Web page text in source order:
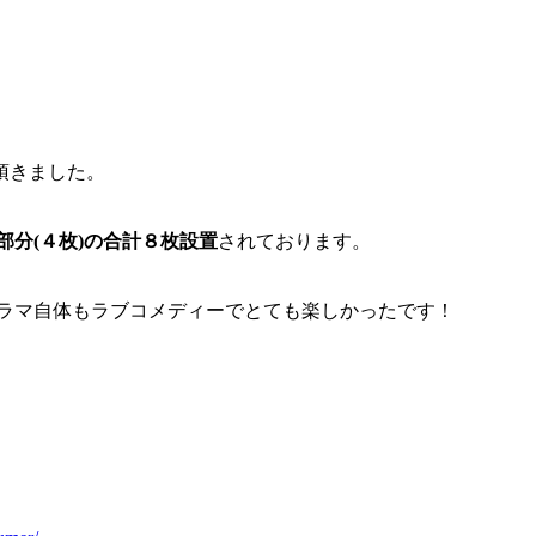
ました。
分(４枚)の合計８枚設置されております。
自体もラブコメディーでとても楽しかったです！